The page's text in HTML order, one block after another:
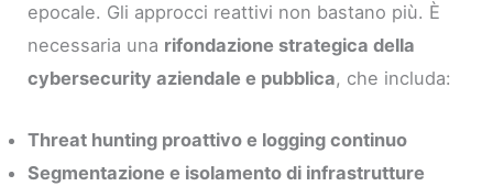
epocale. Gli approcci reattivi non bastano più. È
necessaria una rifondazione strategica della
cybersecurity aziendale e pubblica, che includa:
Threat hunting proattivo e logging continuo
Segmentazione e isolamento di infrastrutture